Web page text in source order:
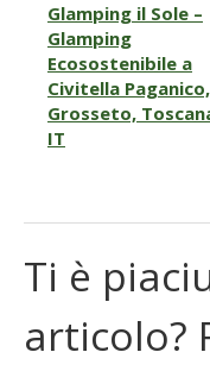
Glamping il Sole –
Glamping
Ecosostenibile a
Civitella Paganico,
Grosseto,
IT
Ti è
articolo?